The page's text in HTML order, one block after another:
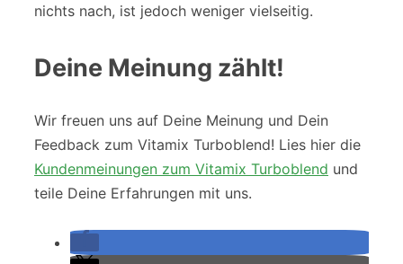
nichts nach, ist jedoch weniger vielseitig.
Deine Meinung zählt!
Wir freuen uns auf Deine Meinung und Dein
Feedback zum Vitamix Turboblend! Lies hier die
Kundenmeinungen zum Vitamix Turboblend und
teile Deine Erfahrungen mit uns.